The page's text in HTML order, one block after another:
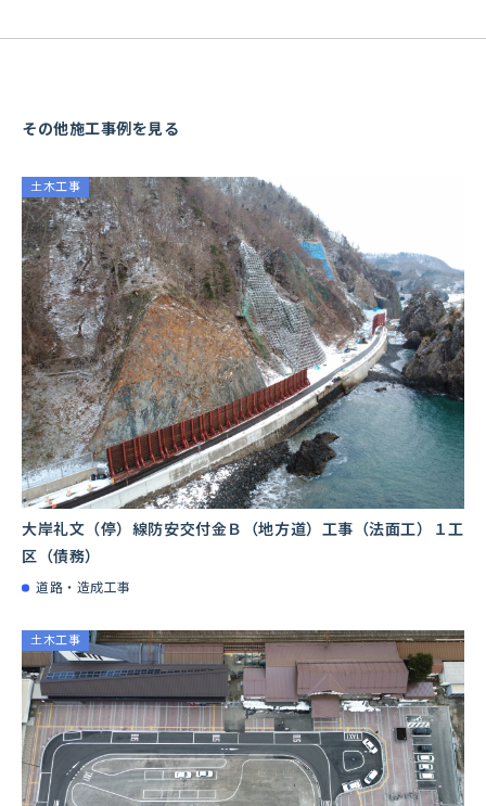
その他施工事例を見る
土木工事
⼤岸礼⽂（停）線防安交付⾦Ｂ（地⽅道）⼯事（法⾯⼯）１⼯
区（債務）
道路・造成工事
土木工事